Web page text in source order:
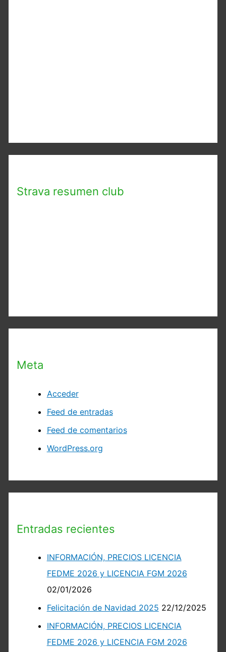
Strava resumen club
Meta
Acceder
Feed de entradas
Feed de comentarios
WordPress.org
Entradas recientes
INFORMACIÓN, PRECIOS LICENCIA
FEDME 2026 y LICENCIA FGM 2026
02/01/2026
Felicitación de Navidad 2025 22/12/2025
INFORMACIÓN, PRECIOS LICENCIA
FEDME 2026 y LICENCIA FGM 2026